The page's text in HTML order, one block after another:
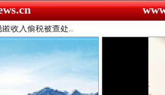
治新闻网.
院新闻网.